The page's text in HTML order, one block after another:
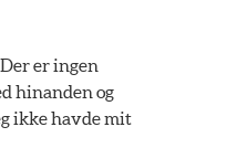
er ingen
hinanden og
ikke havde mit